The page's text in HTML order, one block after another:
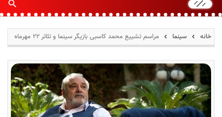
ر
م
ز
خانه سینما مراسم تشییع محمد کاسبی بازیگر سینما و تئاتر ۲۲ مهرماه